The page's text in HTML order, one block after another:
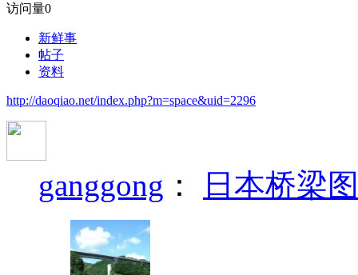
访问量0
新鲜事
帖子
资料
http://daoqiao.net/index.php?m=space&uid=2296
ganggong ： 日本桥梁